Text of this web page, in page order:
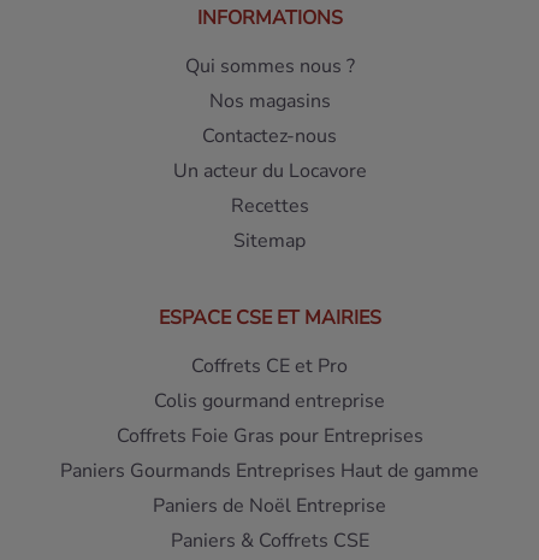
INFORMATIONS
Qui sommes nous ?
Nos magasins
Contactez-nous
Un acteur du Locavore
Recettes
Sitemap
ESPACE CSE ET MAIRIES
Coffrets CE et Pro
Colis gourmand entreprise
Coffrets Foie Gras pour Entreprises
Paniers Gourmands Entreprises Haut de gamme
Paniers de Noël Entreprise
Paniers & Coffrets CSE